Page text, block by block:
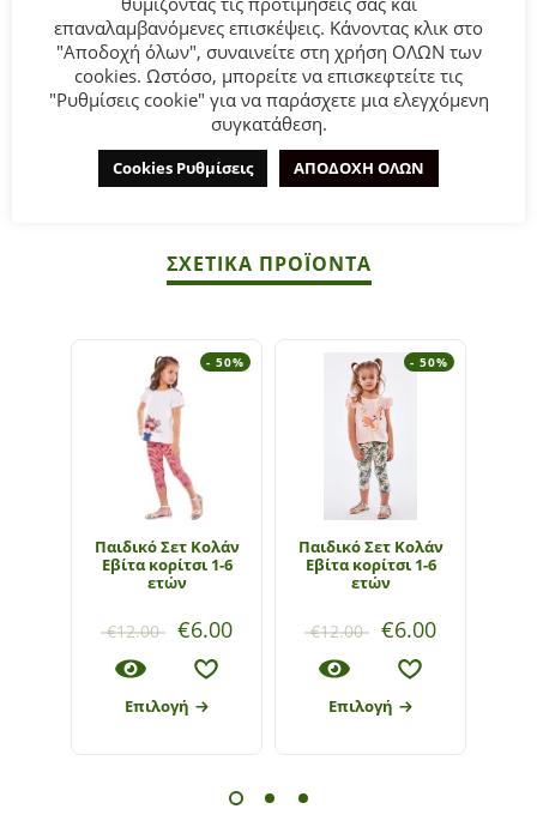
Τοπάκι σε λευκό χρώμα και μπεζ τζιν σορτς.
Σύνθεση:95% COTTON-5% ELASTAN.
Πλένεται στο πλυντήριο στους 30°C.
ΣΧΕΤΙΚΆ ΠΡΟΪΌΝΤΑ
- 50%
Παιδικό Σετ Κολάν
Εβίτα κορίτσι 1-6
ετών
€12.00 €6.00
Επιλογή
- 50%
Παιδικό Σετ Κολάν
Εβίτα κορίτσι 1-6
ετών
€12.00 €6.00
Επιλογή
επαναλαμβανόμενες επισκέψεις. Κάνοντας κλικ στο
"Αποδοχή όλων", συναινείτε στη χρήση ΟΛΩΝ των
cookies. Ωστόσο, μπορείτε να επισκεφτείτε τις
"Ρυθμίσεις cookie" για να παράσχετε μια ελεγχόμενη
συγκατάθεση.
Cookies Ρυθμίσεις ΑΠΟΔΟΧΗ ΟΛΩΝ